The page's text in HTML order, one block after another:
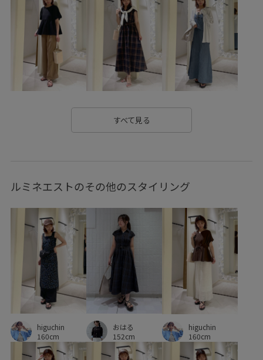
RPspecialprice_pick RP体型カバー set_up対象商品
Wbottoms_pickup お出かけ用
お気に入りアイテム_pickup きちんと感 きれいに見える
きれいめ さりげないアクセント なめらか
イージーパンツ
カジュアル カットソー ケミカルレース
サステナブル シャツ ショルダーバッグ シルク
シルケット加工 ジャケット スカート
スッキリ ストレスフリー ストレッチ性
スラックス セットアップ センタープレス タイト
ツイル生地 デニムに合わせる トレンド感
ドルマンニット ナチュラル ニット
ニットカットソー ネックレス
すべて見る
ルミネエストのその他のスタイリング
higuchin
160cm
おはる
152cm
higuchin
160cm